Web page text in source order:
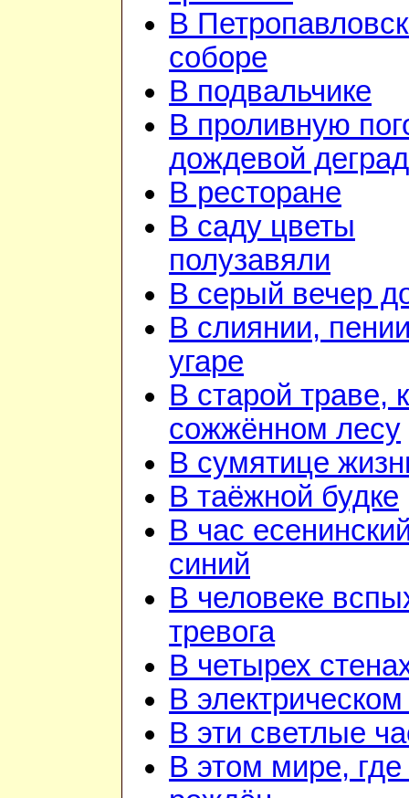
В
соборе
В подвальчике
В проливную
дождевой
В ресторане
В саду цветы
полузавяли
В серый вечер
В слиянии,
угаре
В старой траве,
сожжённом лесу
В сумятице
В таёжной будке
В час
синий
В человеке
тревога
В четырех
В
В эти светлые
В этом мире,